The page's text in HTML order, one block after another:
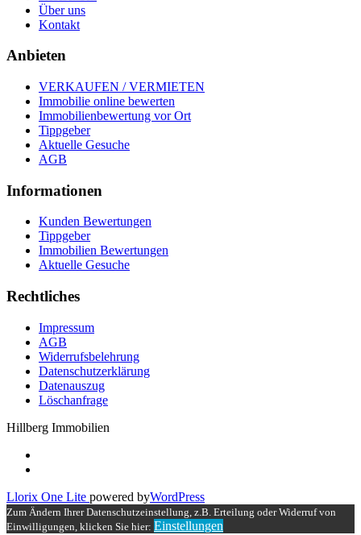
Über uns
Kontakt
Anbieten
VERKAUFEN / VERMIETEN
Immobilie online bewerten
Immobilienbewertung vor Ort
Tippgeber
Aktuelle Gesuche
AGB
Informationen
Kunden Bewertungen
Tippgeber
Immobilien Bewertungen
Aktuelle Gesuche
Rechtliches
Impressum
AGB
Widerrufsbelehrung
Datenschutzerklärung
Datenauszug
Löschanfrage
Hillberg Immobilien
Secondary
Menu
Llorix One Lite powered byWordPress
Scroll
Up
Zum Ändern Ihrer Datenschutzeinstellung, z.B. Erteilung oder Widerruf von
Einwilligungen, klicken Sie hier: Einstellungen